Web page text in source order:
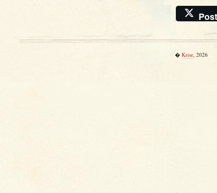
Post
� Krise , 2026